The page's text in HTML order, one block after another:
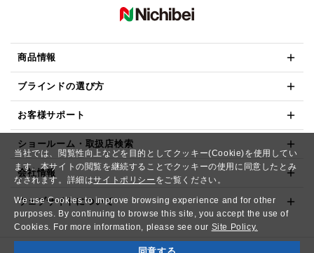
当社では、閲覧性向上などを目的としてクッキー(Cookie)を使用してい
ます。本サイトの閲覧を継続することでクッキーの使用に同意したとみ
なされます。詳細はサイトポリシー をご覧ください。
We use Cookies to improve browsing experience and for other
purposes. By continuing to browse this site, you accept the use of
Cookies. For more information, please see our Site Policy.
商品情報
ブラインドの選び方
お客様サポート
ショールーム・取扱店検索
会社情報
ウェブサイトについて